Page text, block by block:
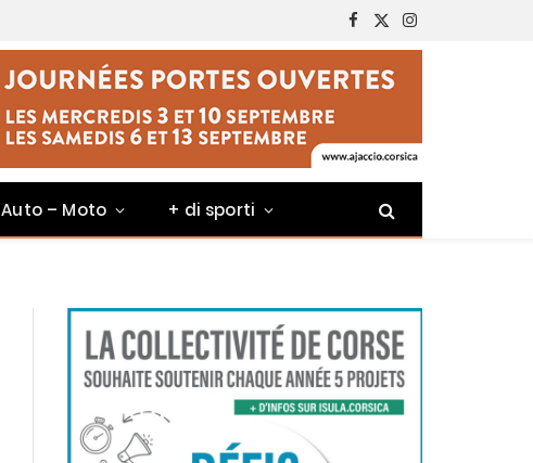
Facebook
X
(Twitter)
Instagram
Auto – Moto + di sporti